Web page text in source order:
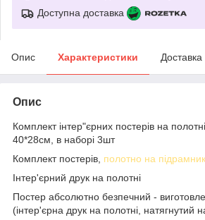
Доступна доставка
Опис Характеристики Доставка
Опис
Комплект інтер"єрних постерів на
40*28см, в наборі 3шт
Комплект постерів, полотно на
Інтер'єрний друк на полотні
Постер абсолютно безпечний -
(інтер'єрна друк на полотні, натягнутий